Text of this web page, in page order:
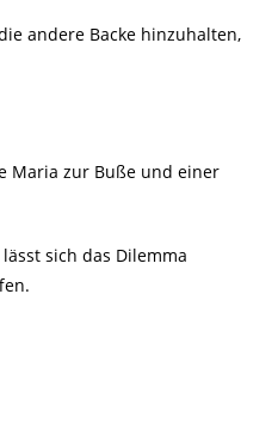
andere Backe hinzuhalten,
Maria zur Buße und einer
sich das Dilemma